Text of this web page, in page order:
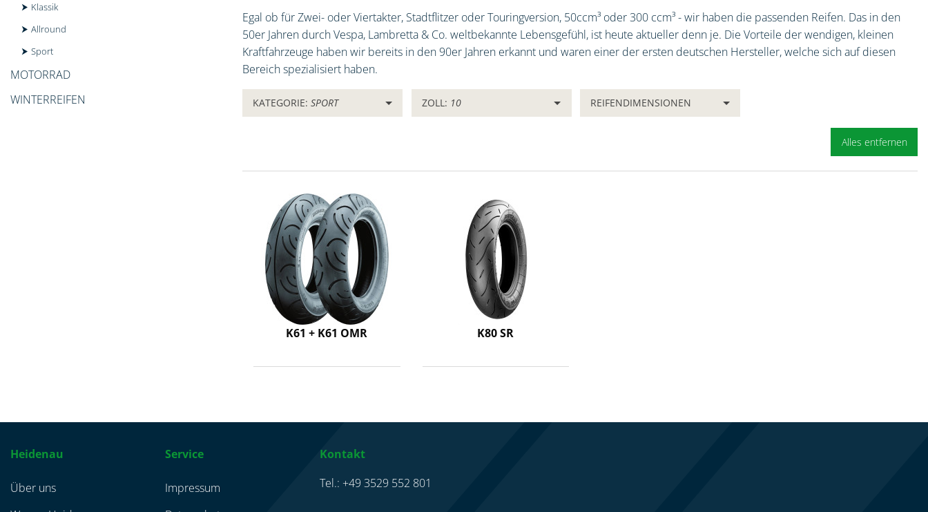
Egal ob für Zwei- oder Viertakter, Stadtflitzer oder Touringversion, 50ccm³ oder 300 ccm³ - wir haben die passenden Reifen. Das in den
50er Jahren durch Vespa, Lambretta & Co. weltbekannte Lebensgefühl, ist heute aktueller denn je. Die Vorteile der wendigen, kleinen
Kraftfahrzeuge haben wir bereits in den 90er Jahren erkannt und waren einer der ersten deutschen Hersteller, welche sich auf diesen
Bereich spezialisiert haben.
KATEGORIE:SPORT ZOLL: 10 REIFENDIMENSIONEN
Alles entfernen
K61 + K61 OMR K80 SR
Klassik
Allround
Sport
MOTORRAD
WINTERREIFEN
Heidenau
Über uns
Service
Impressum
Kontakt
Tel.: +49 3529 552 801